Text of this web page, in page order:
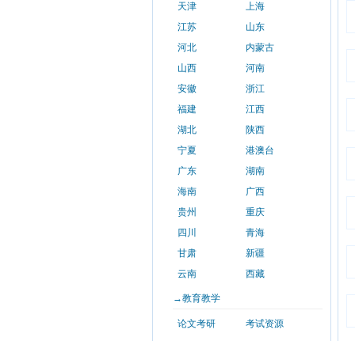
天津
上海
江苏
山东
河北
内蒙古
山西
河南
安徽
浙江
福建
江西
湖北
陕西
宁夏
港澳台
广东
湖南
海南
广西
贵州
重庆
四川
青海
甘肃
新疆
云南
西藏
→教育教学
论文考研 考试资源